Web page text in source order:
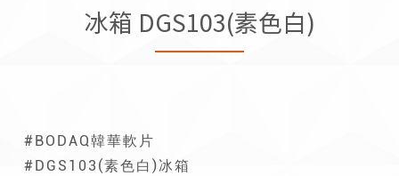
冰箱 DGS103(素色白)
#BODAQ韓華軟片
#DGS103(素色白)冰箱